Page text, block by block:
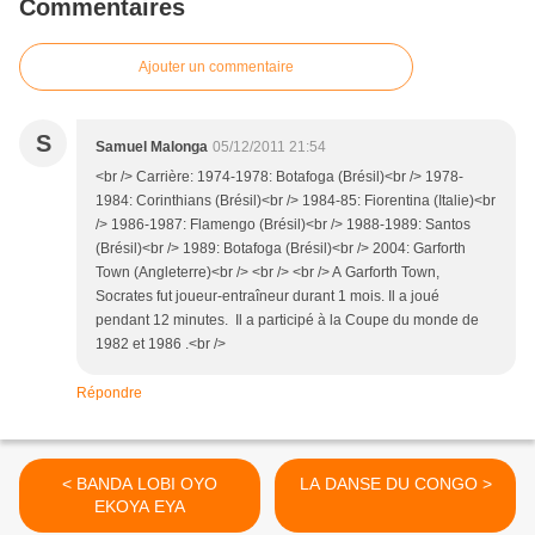
Commentaires
Ajouter un commentaire
S Samuel Malonga 05/12/2011 21:54
<br /> Carrière: 1974-1978: Botafoga (Brésil)<br /> 1978-
1984: Corinthians (Brésil)<br /> 1984-85: Fiorentina (Italie)<br
/> 1986-1987: Flamengo (Brésil)<br /> 1988-1989: Santos
(Brésil)<br /> 1989: Botafoga (Brésil)<br /> 2004: Garforth
Town (Angleterre)<br /> <br /> <br /> A Garforth Town,
Socrates fut joueur-entraîneur durant 1 mois. Il a joué
pendant 12 minutes. Il a participé à la Coupe du monde de
1982 et 1986 .<br />
Répondre
< BANDA LOBI OYO
EKOYA EYA
LA DANSE DU CONGO >